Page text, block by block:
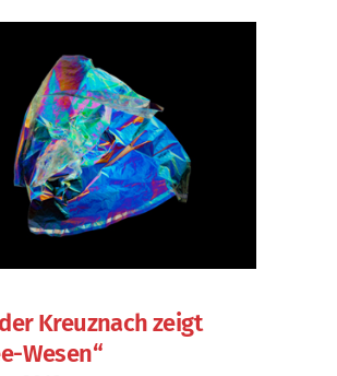
Kreuznach zeigt
Wesen“